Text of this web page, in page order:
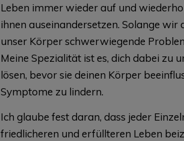
Leben immer wieder auf und
ihnen auseinandersetzen. Solange wir
unser Körper schwerwiegende
Meine Spezialität ist es, dich dabei zu
lösen, bevor sie deinen Körper
Symptome zu lindern.
Ich glaube fest daran, dass jeder
friedlicheren und erfüllteren Leben